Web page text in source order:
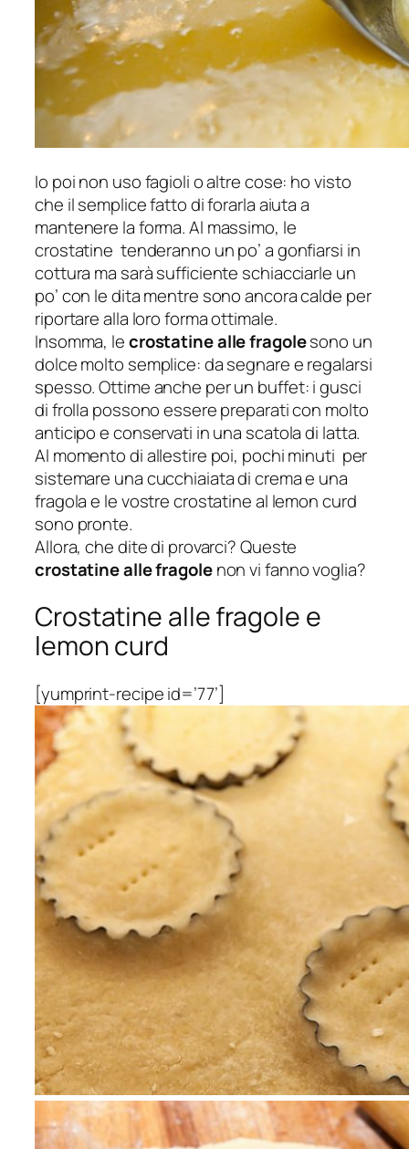
Io poi non uso fagioli o altre cose: ho visto
che il semplice fatto di forarla aiuta a
mantenere la forma. Al massimo, le
crostatine tenderanno un po’ a gonfiarsi in
cottura ma sarà sufficiente schiacciarle un
po’ con le dita mentre sono ancora calde per
riportare alla loro forma ottimale.
Insomma, lecrostatine alle fragolesono un
dolce molto semplice: da segnare e regalarsi
spesso. Ottime anche per un buffet: i gusci
di frolla possono essere preparati con molto
anticipo e conservati in una scatola di latta.
Al momento di allestire poi, pochi minuti per
sistemare una cucchiaiata di crema e una
fragola e le vostre crostatine al lemon curd
sono pronte.
Allora, che dite di provarci? Queste
crostatine alle fragolenon vi fanno voglia?
Crostatine alle fragole e
lemon curd
[yumprint-recipe id=’77’]